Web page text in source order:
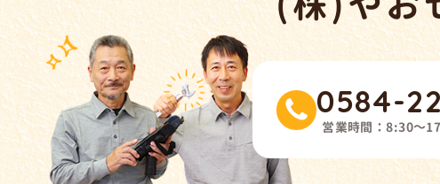
0584-
営業時間：8:30～